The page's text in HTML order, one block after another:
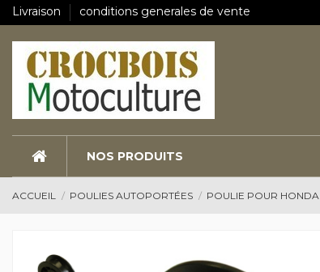
Livraison conditions generales de vente
NOS PRODUITS
ACCUEIL POULIES AUTOPORTÉES POULIE POUR HONDA